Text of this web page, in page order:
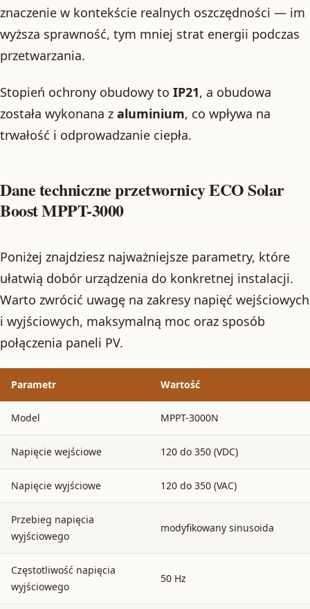
znaczenie w kontekście realnych oszczędności — im
wyższa sprawność, tym mniej strat energii podczas
przetwarzania.
Stopień ochrony obudowy to IP21, a obudowa
została wykonana z aluminium, co wpływa na
trwałość i odprowadzanie ciepła.
Dane techniczne przetwornicy ECO Solar
Boost MPPT-3000
Poniżej znajdziesz najważniejsze parametry, które
ułatwią dobór urządzenia do konkretnej instalacji.
Warto zwrócić uwagę na zakresy napięć wejściowych
i wyjściowych, maksymalną moc oraz sposób
połączenia paneli PV.
Parametr Wartość
Model MPPT-3000N
Napięcie wejściowe 120 do 350 (VDC)
Napięcie wyjściowe 120 do 350 (VAC)
Przebieg napięcia
wyjściowego
modyfikowany sinusoida
Częstotliwość napięcia
wyjściowego
50 Hz